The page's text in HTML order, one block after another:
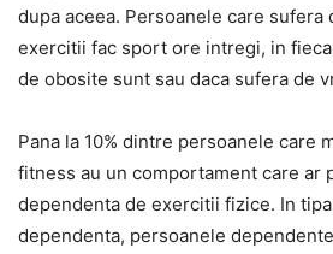
dupa aceea. Persoanele care sufera
exercitii fac sport ore intregi, in
de obosite sunt sau daca sufera de
Pana la 10% dintre persoanele care
fitness au un comportament care ar
dependenta de exercitii fizice. In
dependenta, persoanele